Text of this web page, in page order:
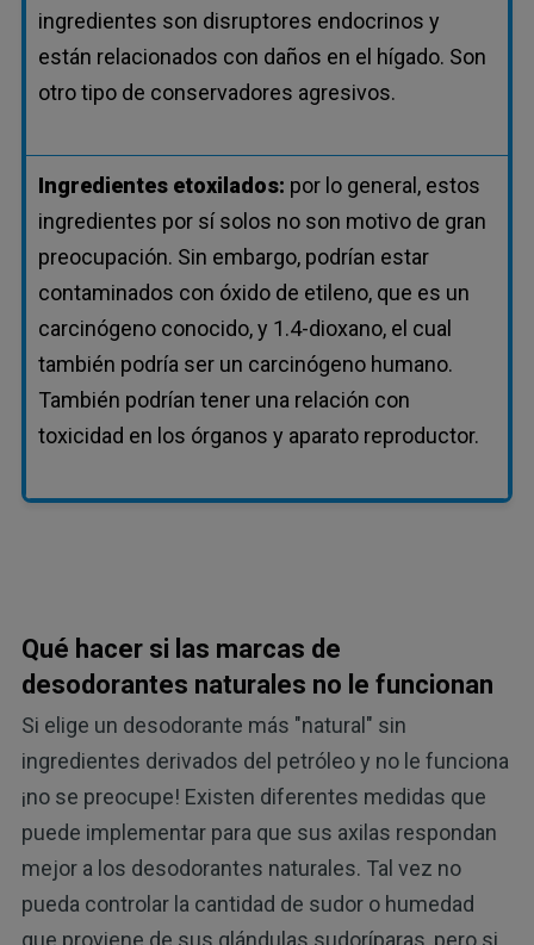
ingredientes son disruptores endocrinos y
están relacionados con daños en el hígado. Son
otro tipo de conservadores agresivos.
Ingredientes etoxilados: por lo general, estos
ingredientes por sí solos no son motivo de gran
preocupación. Sin embargo, podrían estar
contaminados con óxido de etileno, que es un
carcinógeno conocido, y 1.4-dioxano, el cual
también podría ser un carcinógeno humano.
También podrían tener una relación con
toxicidad en los órganos y aparato reproductor.
Qué hacer si las marcas de
desodorantes naturales no le funcionan
Si elige un desodorante más "natural" sin
ingredientes derivados del petróleo y no le funciona
¡no se preocupe! Existen diferentes medidas que
puede implementar para que sus axilas respondan
mejor a los desodorantes naturales. Tal vez no
pueda controlar la cantidad de sudor o humedad